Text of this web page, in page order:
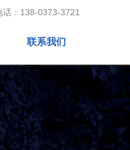
话：138-0373-3721
联系我们